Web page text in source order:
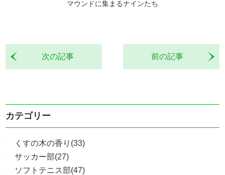
マウンドに集まるナインたち
前の記事
次の記事
カテゴリー
くすの木の香り(33)
サッカー部(27)
ソフトテニス部(47)